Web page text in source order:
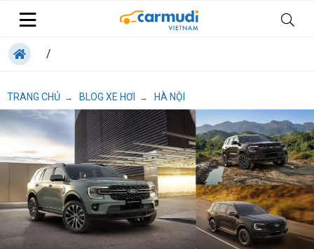
/
TRANG CHỦ → BLOG XE HƠI → HÀ NỘI